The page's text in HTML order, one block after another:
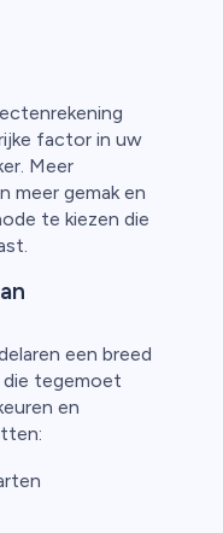
factor in uw
Meer
meer gemak en
te kiezen die
een breed
tegemoet
en